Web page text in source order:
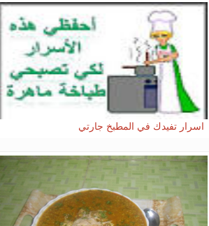
اسرار تفيدك في المطبخ جارتي